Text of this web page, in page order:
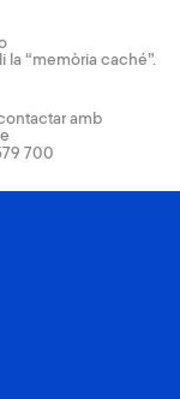
la “memòria caché”.
amb
700